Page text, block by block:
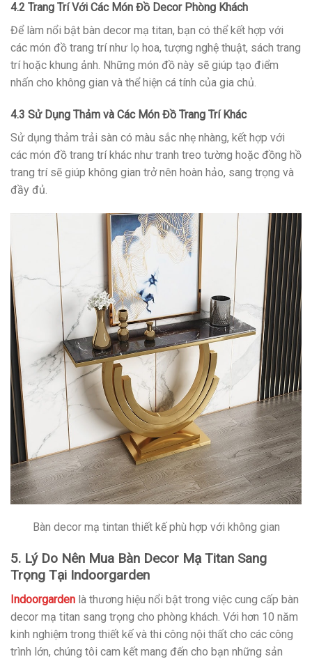
4.2 Trang Trí Với Các Món Đồ Decor Phòng Khách
Để làm nổi bật bàn decor mạ titan, bạn có thể kết hợp với
các món đồ trang trí như lọ hoa, tượng nghệ thuật, sách trang
trí hoặc khung ảnh. Những món đồ này sẽ giúp tạo điểm
nhấn cho không gian và thể hiện cá tính của gia chủ.
4.3 Sử Dụng Thảm và Các Món Đồ Trang Trí Khác
Sử dụng thảm trải sàn có màu sắc nhẹ nhàng, kết hợp với
các món đồ trang trí khác như tranh treo tường hoặc đồng hồ
trang trí sẽ giúp không gian trở nên hoàn hảo, sang trọng và
đầy đủ.
Bàn decor mạ tintan thiết kế phù hợp với không gian
5. Lý Do Nên Mua Bàn Decor Mạ Titan Sang
Trọng Tại Indoorgarden
Indoorgarden là thương hiệu nổi bật trong việc cung cấp bàn
decor mạ titan sang trọng cho phòng khách. Với hơn 10 năm
kinh nghiệm trong thiết kế và thi công nội thất cho các công
trình lớn, chúng tôi cam kết mang đến cho bạn những sản